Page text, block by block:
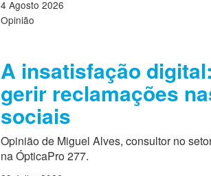
4 Agosto 2026
Opinião
A insatisfação
gerir reclamações
sociais
Opinião de Miguel Alves, consultor no
na ÓpticaPro 277.